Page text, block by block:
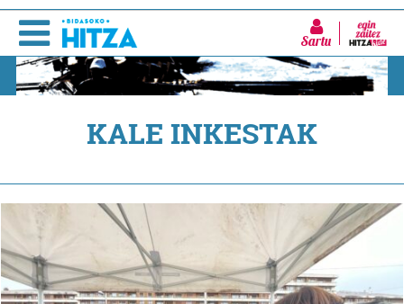
Sartu
KALE INKESTAK